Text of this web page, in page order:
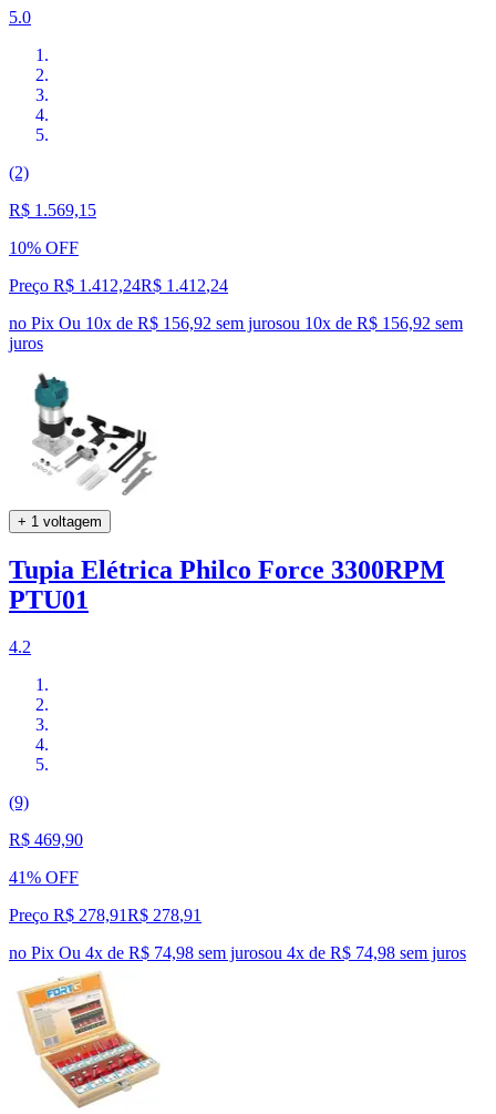
5.0
(2)
R$ 1.569,15
10% OFF
Preço R$ 1.412,24R$ 1.412,24
no Pix Ou 10x de R$ 156,92 sem jurosou 10x de R$ 156,92 sem
juros
+ 1 voltagem
Tupia Elétrica Philco Force 3300RPM
PTU01
4.2
(9)
R$ 469,90
41% OFF
Preço R$ 278,91R$ 278,91
no Pix Ou 4x de R$ 74,98 sem jurosou 4x de R$ 74,98 sem juros